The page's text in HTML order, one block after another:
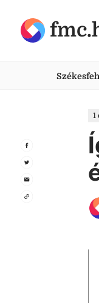
1